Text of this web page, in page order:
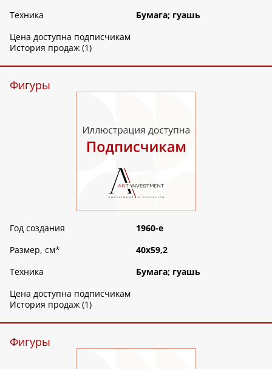
Техника
Бумага; гуашь
Цена доступна подписчикам
История продаж (1)
Фигуры
Год создания
1960-е
Размер, см*
40х59,2
Техника
Бумага; гуашь
Цена доступна подписчикам
История продаж (1)
Фигуры